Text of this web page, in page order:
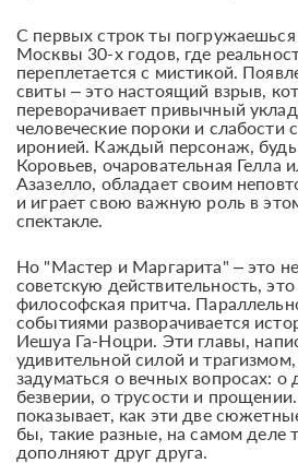
С первых строк ты
Москвы 30-х годов, где
переплетается с мистикой.
свиты – это настоящий взрыв,
переворачивает привычный
человеческие пороки и слабости
иронией. Каждый персонаж,
Коровьев, очаровательная Гелла
Азазелло, обладает своим
и играет свою важную роль в
спектакле.
Но "Мастер и Маргарита" – это
советскую действительность,
философская притча.
событиями разворачивается
Иешуа Га-Ноцри. Эти главы,
удивительной силой и
задуматься о вечных вопросах: о
безверии, о трусости и
показывает, как эти две
бы, такие разные, на самом деле
дополняют друг друга.